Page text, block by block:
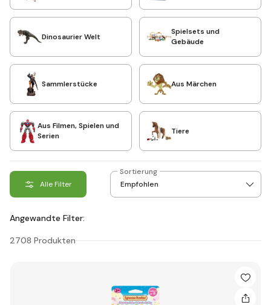
Dinosaurier Welt
Spielsets und
Gebäude
Sammlerstücke Aus Märchen
Aus Filmen, Spielen und
Serien
Tiere
Alle Filter
Sortierung
Angewandte Filter:
2708 Produkten